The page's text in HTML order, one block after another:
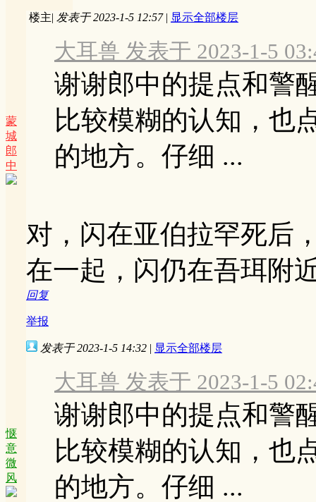
蒙
城
郎
中
楼主| 发表于 2023-1-5 12:57 | 显示全部楼层
大耳兽 发表于 2023-1-5
谢谢郎中的提点和警
比较模糊的认知，也
的地方。仔细 ...
对，闪在亚伯拉罕死后
在一起，闪仍在吾珥附
回复
举报
惬
意
微
风
发表于 2023-1-5 14:32 | 显示全部楼层
大耳兽 发表于 2023-1-5
谢谢郎中的提点和警
比较模糊的认知，也
的地方。仔细 ...